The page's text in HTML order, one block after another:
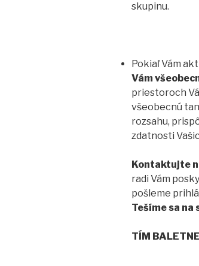
skupinu.
Pokiaľ Vám
Vám
priestoroch
všeobecnú
rozsahu,
zdatnosti
Kontaktujte
radi Vám
pošleme
Tešíme sa
TÍM